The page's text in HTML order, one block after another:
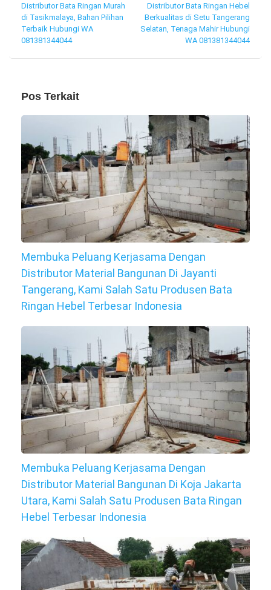
Navigasi
pos
Distributor Bata Ringan Murah
di Tasikmalaya, Bahan Pilihan
Terbaik Hubungi WA
081381344044
Distributor Bata Ringan Hebel
Berkualitas di Setu Tangerang
Selatan, Tenaga Mahir Hubungi
WA 081381344044
Pos Terkait
Membuka Peluang Kerjasama Dengan
Distributor Material Bangunan Di Jayanti
Tangerang, Kami Salah Satu Produsen Bata
Ringan Hebel Terbesar Indonesia
Membuka Peluang Kerjasama Dengan
Distributor Material Bangunan Di Koja Jakarta
Utara, Kami Salah Satu Produsen Bata Ringan
Hebel Terbesar Indonesia